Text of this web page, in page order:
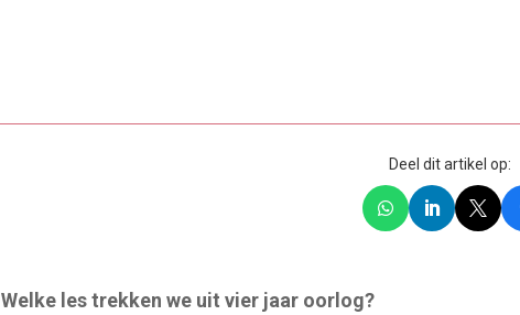
Deel dit artikel op:
Welke les trekken we uit vier jaar oorlog?